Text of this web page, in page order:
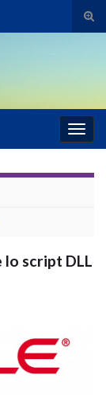
il
la
script DLL